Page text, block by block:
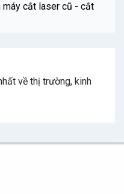
máy cắt laser cũ - cắt
về thị trường, kinh